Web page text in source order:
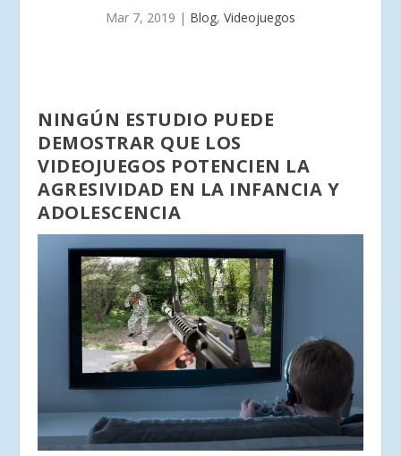
Mar 7, 2019 | Blog, Videojuegos
NINGÚN ESTUDIO PUEDE
DEMOSTRAR QUE LOS
VIDEOJUEGOS POTENCIEN LA
AGRESIVIDAD EN LA INFANCIA Y
ADOLESCENCIA